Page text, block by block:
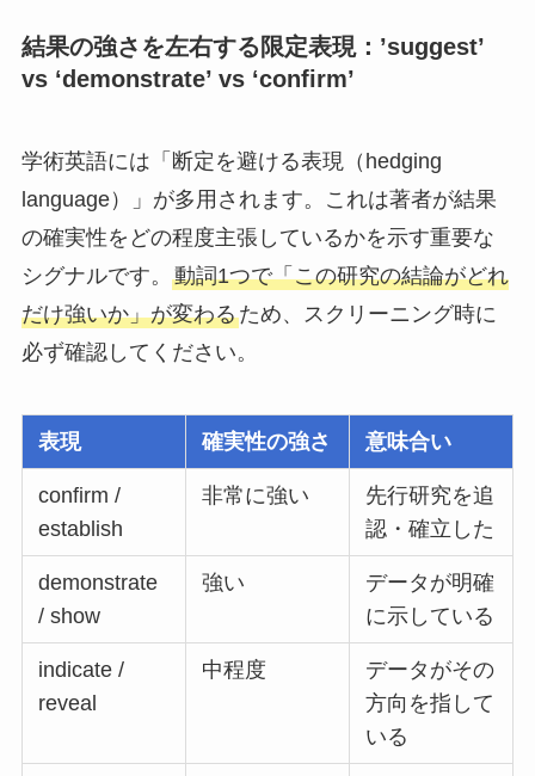
結果の強さを左右する限定表現：’suggest’
vs ‘demonstrate’ vs ‘confirm’
学術英語には「断定を避ける表現（hedging
language）」が多用されます。これは著者が結果
の確実性をどの程度主張しているかを示す重要な
シグナルです。 動詞1つで「この研究の結論がどれ
だけ強いか」が変わるため、スクリーニング時に
必ず確認してください。
表現 確実性の強さ 意味合い
confirm /
establish
非常に強い
先行研究を追
認・確立した
demonstrate
/ show
強い
データが明確
に示している
indicate /
reveal
中程度
データがその
方向を指して
いる